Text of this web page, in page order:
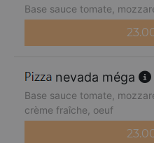
Base sauce tomate,
nevada méga
Base sauce tomate,
crème fraîche, oeuf